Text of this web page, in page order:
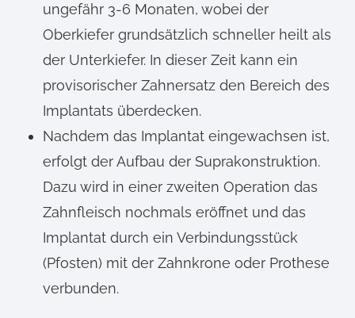
ungefähr 3-6 Monaten, wobei der
Oberkiefer grundsätzlich schneller heilt als
der Unterkiefer. In dieser Zeit kann ein
provisorischer Zahnersatz den Bereich des
Implantats überdecken.
Nachdem das Implantat eingewachsen ist,
erfolgt der Aufbau der Suprakonstruktion.
Dazu wird in einer zweiten Operation das
Zahnfleisch nochmals eröffnet und das
Implantat durch ein Verbindungsstück
(Pfosten) mit der Zahnkrone oder Prothese
verbunden.